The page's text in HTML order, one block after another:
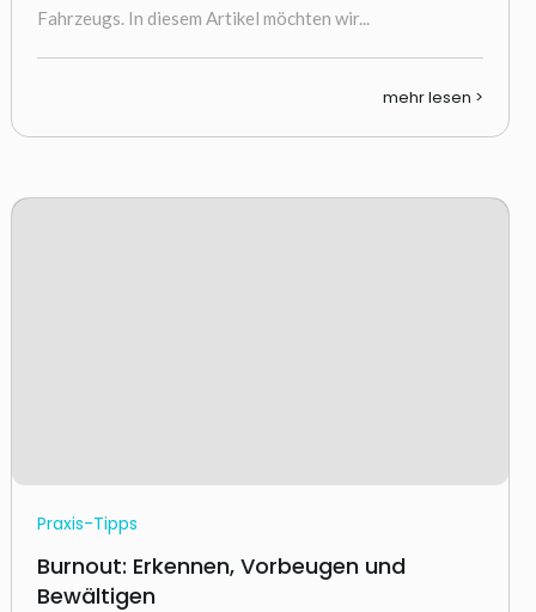
Fahrzeugs. In diesem Artikel möchten wir...
mehr lesen >
Praxis-Tipps
Burnout: Erkennen, Vorbeugen und
Bewältigen